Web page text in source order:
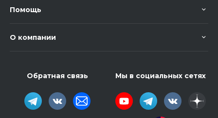
Помощь
О компании
Обратная связь Мы в социальных сетях